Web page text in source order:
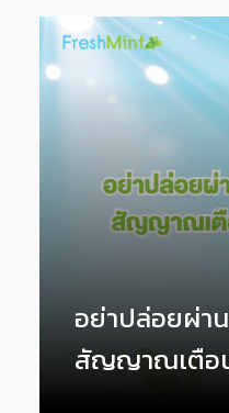
อย่าปล่อยผ่า
สัญญาณเตือ